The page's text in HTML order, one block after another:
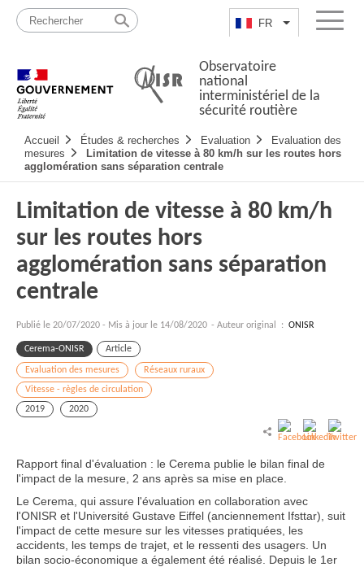
Passer
contenu
FR Lister lesMenu
Observatoire
national
interministériel de la
sécurité routière
principale
Accueil Études & recherches Evaluation
Evaluation des
mesures
Limitation de vitesse à 80 km/h sur les routes hors
agglomération sans séparation centrale
Limitation de vitesse à 80 km/h
sur les routes hors
agglomération sans séparation
centrale
Publié le 20/07/2020 - Mis à jour le 14/08/2020 - Auteur original : ONISR
Cerema-ONISR Article
Evaluation des mesures
Réseaux ruraux
Vitesse - règles de circulation
2019
2020
Rapport final d'évaluation : le Cerema publie le bilan final de
l'impact de la mesure, 2 ans après sa mise en place.
Le Cerema, qui assure l'évaluation en collaboration avec
l'ONISR et l'Université Gustave Eiffel (anciennement Ifsttar), suit
l'impact de cette mesure sur les vitesses pratiquées, les
accidents, les temps de trajet, et le ressenti des usagers. Un
bilan socio-économique a également été réalisé. Depuis le 1er